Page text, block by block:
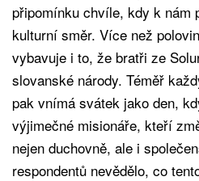
připomínku chvíle, kdy k nám
kulturní směr. Více než
vybavuje i to, že bratři ze
slovanské národy. Téměř
pak vnímá svátek jako den,
výjimečné misionáře, kteří
nejen duchovně, ale i
respondentů nevědělo, co